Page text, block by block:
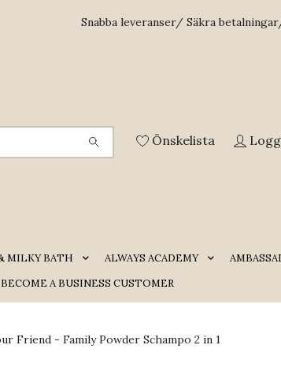
Snabba leveranser/ Säkra
Önskelista
MILKY BATH ALWAYS ACADEMY
BECOME A BUSINESS CUSTOMER
Friend - Family Powder Schampo 2 in 1